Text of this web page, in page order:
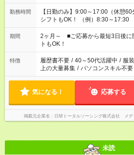
勤務時間
【日勤のみ】9:00～17:00（休憩60分） ■ご希望があれば
シフトもOK！ （例）8:30～
「家族とお休みを合わせたい」 「
など、あなたのご希望に沿ったお仕事
ーク希望の方へ 今ご覧のお仕事で
のお仕事の勤務時間。 合計で週40
ません
期間
2ヶ月～ ■ご応募から最短3日後
トもOK！
特徴 履歴書不要 / 40～50代活躍中 / 服
上の大量募集 / パソコンスキル不要
気になる！ 応募する
掲載元企業名 日研トータルソーシング株式会社 メ
未読